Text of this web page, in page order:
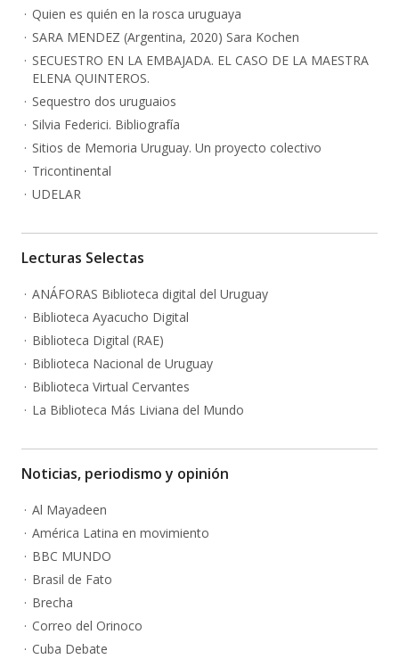
Quien es quién en la rosca uruguaya
SARA MENDEZ (Argentina, 2020) Sara Kochen
SECUESTRO EN LA EMBAJADA. EL CASO DE LA MAESTRA
ELENA QUINTEROS.
Sequestro dos uruguaios
Silvia Federici. Bibliografía
Sitios de Memoria Uruguay. Un proyecto colectivo
Tricontinental
UDELAR
Lecturas Selectas
ANÁFORAS Biblioteca digital del Uruguay
Biblioteca Ayacucho Digital
Biblioteca Digital (RAE)
Biblioteca Nacional de Uruguay
Biblioteca Virtual Cervantes
La Biblioteca Más Liviana del Mundo
Noticias, periodismo y opinión
Al Mayadeen
América Latina en movimiento
BBC MUNDO
Brasil de Fato
Brecha
Correo del Orinoco
Cuba Debate